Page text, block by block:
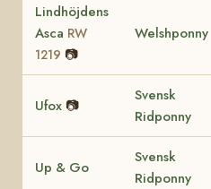
Lindhöjdens
Asca RW
1219 📷
Welshponny
Ufox 📷
Svensk
Ridponny
Up & Go
Svensk
Ridponny